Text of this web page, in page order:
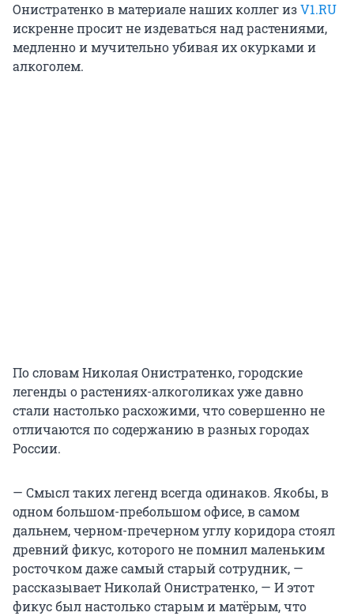
Онистратенко в материале наших коллег изV1.RU
искренне просит не издеваться над растениями,
медленно и мучительно убивая их окурками и
алкоголем.
По словам Николая Онистратенко, городские
легенды о растениях-алкоголиках уже давно
стали настолько расхожими, что совершенно не
отличаются по содержанию в разных городах
России.
— Смысл таких легенд всегда одинаков. Якобы, в
одном большом-пребольшом офисе, в самом
дальнем, черном-пречерном углу коридора стоял
древний фикус, которого не помнил маленьким
росточком даже самый старый сотрудник, —
рассказывает Николай Онистратенко, — И этот
фикус был настолько старым и матёрым, что